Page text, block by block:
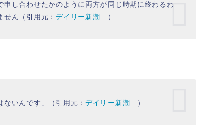
し合わせたかのように両方が同じ時期に終わるわ
せん（引用元：デイリー新潮 ）
いんです」（引用元： デイリー新潮 ）